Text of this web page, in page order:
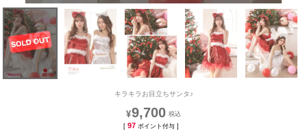
キラキラお目立ちサンタ♪
¥9,700
[ 97 ポイント付与 ]